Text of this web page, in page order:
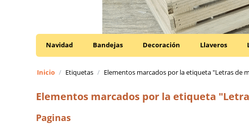
Navidad Bandejas Decoración Llaveros
Inicio / Etiquetas / Elementos marcados por la etiqueta "Letras de
Elementos marcados por la etiqueta
Paginas